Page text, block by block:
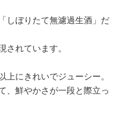
しぼりたて無濾過生酒」だ
されています。
にきれいでジューシー。
、鮮やかさが一段と際立っ